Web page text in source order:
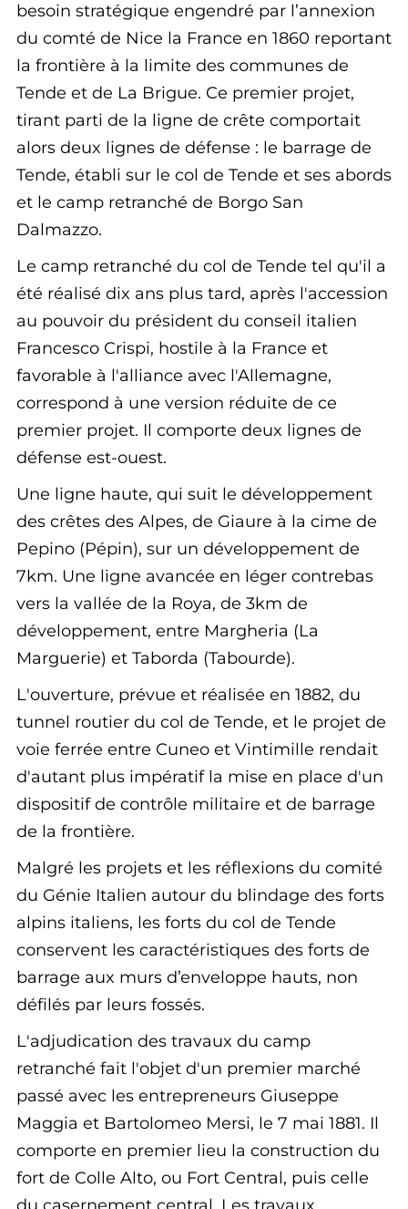
besoin stratégique engendré par l’annexion
du comté de Nice la France en 1860 reportant
la frontière à la limite des communes de
Tende et de La Brigue. Ce premier projet,
tirant parti de la ligne de crête comportait
alors deux lignes de défense : le barrage de
Tende, établi sur le col de Tende et ses abords
et le camp retranché de Borgo San
Dalmazzo.
Le camp retranché du col de Tende tel qu'il a
été réalisé dix ans plus tard, après l'accession
au pouvoir du président du conseil italien
Francesco Crispi, hostile à la France et
favorable à l'alliance avec l'Allemagne,
correspond à une version réduite de ce
premier projet. Il comporte deux lignes de
défense est-ouest.
Une ligne haute, qui suit le développement
des crêtes des Alpes, de Giaure à la cime de
Pepino (Pépin), sur un développement de
7km. Une ligne avancée en léger contrebas
vers la vallée de la Roya, de 3km de
développement, entre Margheria (La
Marguerie) et Taborda (Tabourde).
L'ouverture, prévue et réalisée en 1882, du
tunnel routier du col de Tende, et le projet de
voie ferrée entre Cuneo et Vintimille rendait
d'autant plus impératif la mise en place d'un
dispositif de contrôle militaire et de barrage
de la frontière.
Malgré les projets et les réflexions du comité
du Génie Italien autour du blindage des forts
alpins italiens, les forts du col de Tende
conservent les caractéristiques des forts de
barrage aux murs d’enveloppe hauts, non
défilés par leurs fossés.
L'adjudication des travaux du camp
retranché fait l'objet d'un premier marché
passé avec les entrepreneurs Giuseppe
Maggia et Bartolomeo Mersi, le 7 mai 1881. Il
comporte en premier lieu la construction du
fort de Colle Alto, ou Fort Central, puis celle